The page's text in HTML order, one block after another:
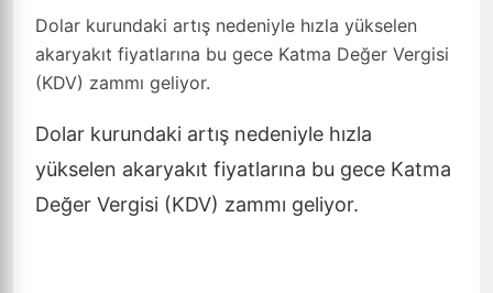
Dolar kurundaki artış nedeniyle hızla yükselen
akaryakıt fiyatlarına bu gece Katma Değer Vergisi
(KDV) zammı geliyor.
Dolar kurundaki artış nedeniyle hızla
yükselen akaryakıt fiyatlarına bu gece Katma
Değer Vergisi (KDV) zammı geliyor.